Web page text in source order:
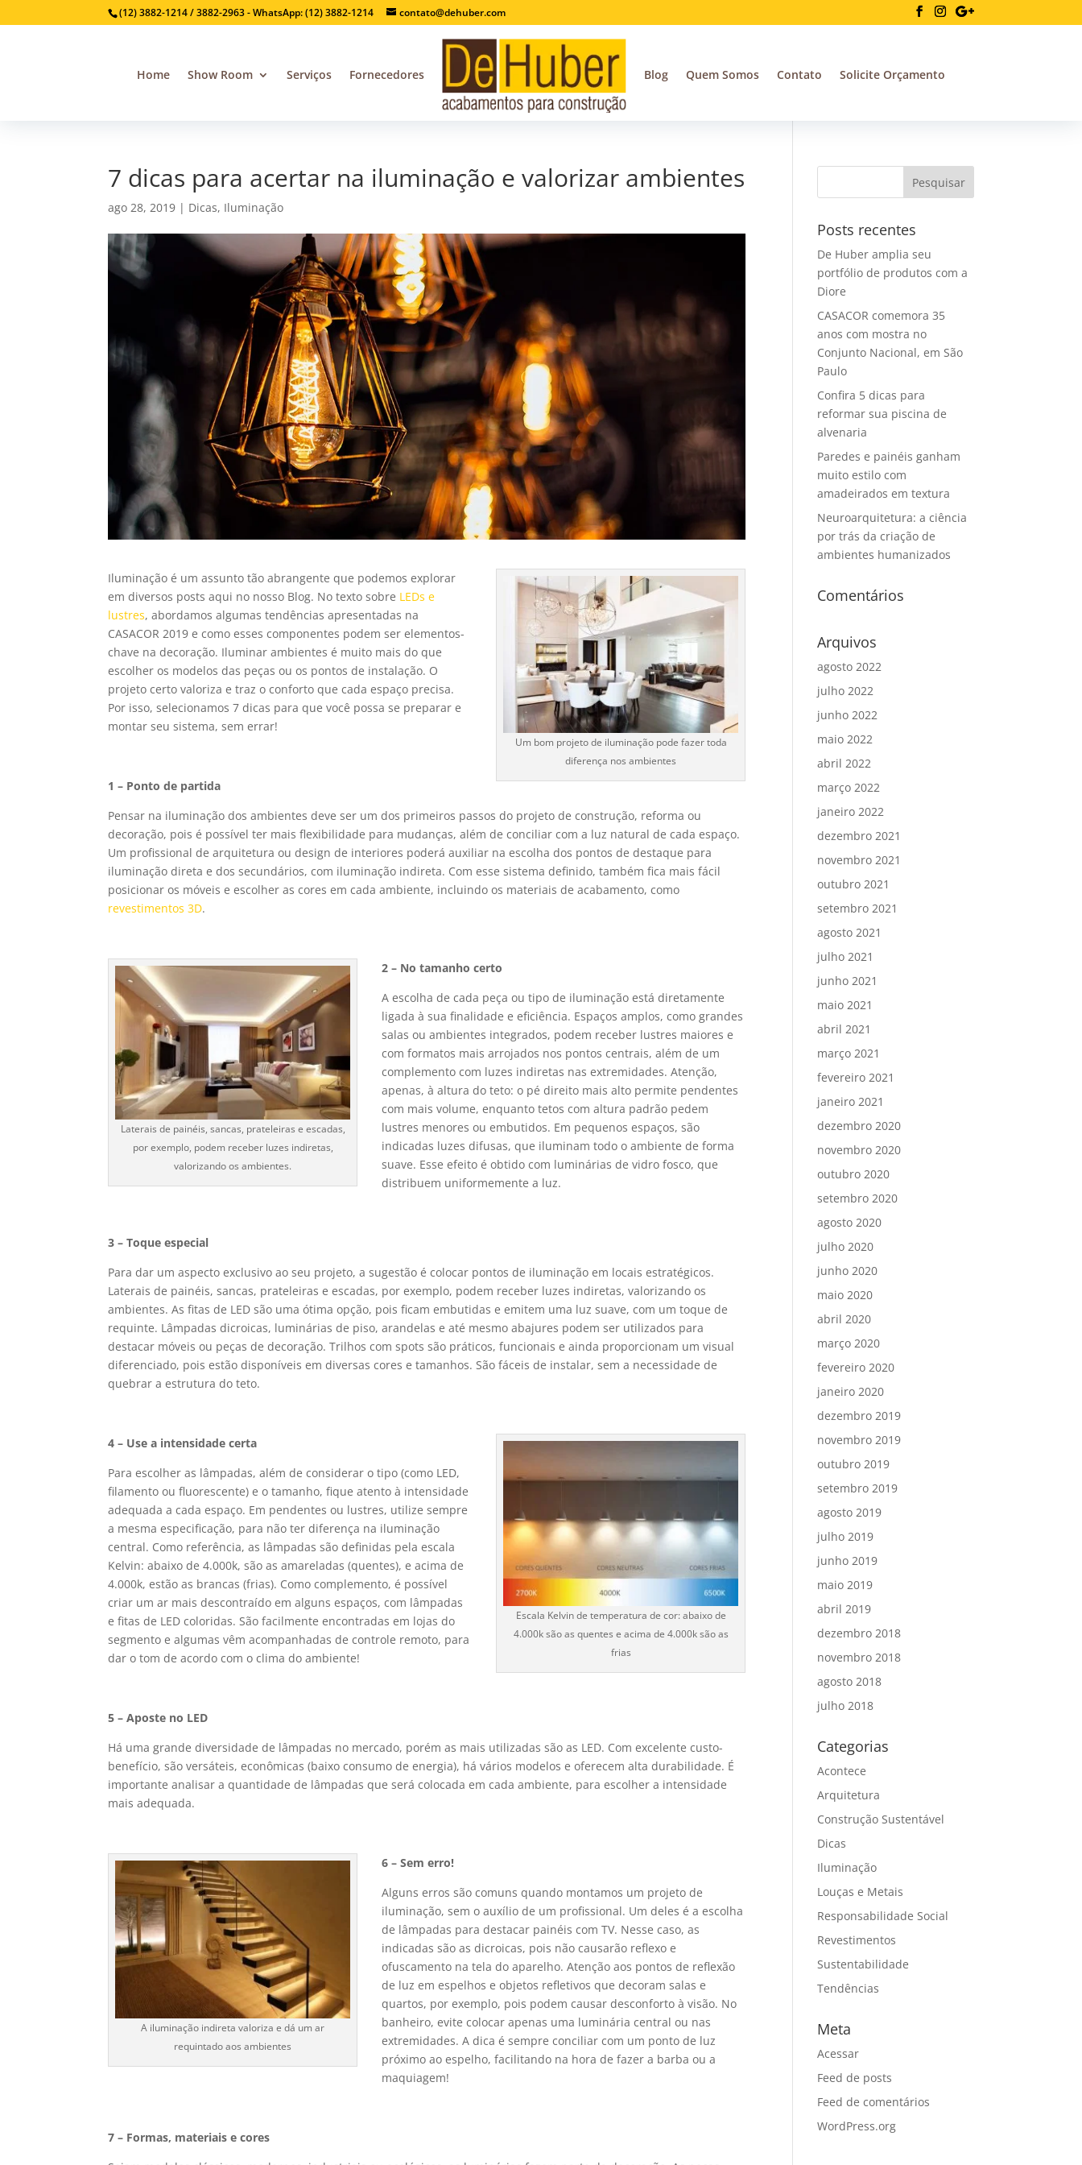
(12) 3882-1214 / 3882-2963 - WhatsApp: (12) 3882-1214 contato@dehuber.com
Home Show Room Serviços Fornecedores Blog Quem Somos Contato Solicite Orçamento
7 dicas para acertar na iluminação e valorizar ambientes
ago 28, 2019 | Dicas, Iluminação
Um bom projeto de iluminação pode fazer toda
diferença nos ambientes
Iluminação é um assunto tão abrangente que podemos explorar
em diversos posts aqui no nosso Blog. No texto sobre LEDs e
lustres, abordamos algumas tendências apresentadas na
CASACOR 2019 e como esses componentes podem ser elementos-
chave na decoração. Iluminar ambientes é muito mais do que
escolher os modelos das peças ou os pontos de instalação. O
projeto certo valoriza e traz o conforto que cada espaço precisa.
Por isso, selecionamos 7 dicas para que você possa se preparar e
montar seu sistema, sem errar!
1 – Ponto de partida
Pensar na iluminação dos ambientes deve ser um dos primeiros passos do projeto de construção, reforma ou
decoração, pois é possível ter mais flexibilidade para mudanças, além de conciliar com a luz natural de cada espaço.
Um profissional de arquitetura ou design de interiores poderá auxiliar na escolha dos pontos de destaque para
iluminação direta e dos secundários, com iluminação indireta. Com esse sistema definido, também fica mais fácil
posicionar os móveis e escolher as cores em cada ambiente, incluindo os materiais de acabamento, como
revestimentos 3D.
Laterais de painéis, sancas, prateleiras e escadas,
por exemplo, podem receber luzes indiretas,
valorizando os ambientes.
2 – No tamanho certo
A escolha de cada peça ou tipo de iluminação está diretamente
ligada à sua finalidade e eficiência. Espaços amplos, como grandes
salas ou ambientes integrados, podem receber lustres maiores e
com formatos mais arrojados nos pontos centrais, além de um
complemento com luzes indiretas nas extremidades. Atenção,
apenas, à altura do teto: o pé direito mais alto permite pendentes
com mais volume, enquanto tetos com altura padrão pedem
lustres menores ou embutidos. Em pequenos espaços, são
indicadas luzes difusas, que iluminam todo o ambiente de forma
suave. Esse efeito é obtido com luminárias de vidro fosco, que
distribuem uniformemente a luz.
3 – Toque especial
Para dar um aspecto exclusivo ao seu projeto, a sugestão é colocar pontos de iluminação em locais estratégicos.
Laterais de painéis, sancas, prateleiras e escadas, por exemplo, podem receber luzes indiretas, valorizando os
ambientes. As fitas de LED são uma ótima opção, pois ficam embutidas e emitem uma luz suave, com um toque de
requinte. Lâmpadas dicroicas, luminárias de piso, arandelas e até mesmo abajures podem ser utilizados para
destacar móveis ou peças de decoração. Trilhos com spots são práticos, funcionais e ainda proporcionam um visual
diferenciado, pois estão disponíveis em diversas cores e tamanhos. São fáceis de instalar, sem a necessidade de
quebrar a estrutura do teto.
Escala Kelvin de temperatura de cor: abaixo de
4.000k são as quentes e acima de 4.000k são as
frias
4 – Use a intensidade certa
Para escolher as lâmpadas, além de considerar o tipo (como LED,
filamento ou fluorescente) e o tamanho, fique atento à intensidade
adequada a cada espaço. Em pendentes ou lustres, utilize sempre
a mesma especificação, para não ter diferença na iluminação
central. Como referência, as lâmpadas são definidas pela escala
Kelvin: abaixo de 4.000k, são as amareladas (quentes), e acima de
4.000k, estão as brancas (frias). Como complemento, é possível
criar um ar mais descontraído em alguns espaços, com lâmpadas
e fitas de LED coloridas. São facilmente encontradas em lojas do
segmento e algumas vêm acompanhadas de controle remoto, para
dar o tom de acordo com o clima do ambiente!
5 – Aposte no LED
Há uma grande diversidade de lâmpadas no mercado, porém as mais utilizadas são as LED. Com excelente custo-
benefício, são versáteis, econômicas (baixo consumo de energia), há vários modelos e oferecem alta durabilidade. É
importante analisar a quantidade de lâmpadas que será colocada em cada ambiente, para escolher a intensidade
mais adequada.
A iluminação indireta valoriza e dá um ar
requintado aos ambientes
6 – Sem erro!
Alguns erros são comuns quando montamos um projeto de
iluminação, sem o auxílio de um profissional. Um deles é a escolha
de lâmpadas para destacar painéis com TV. Nesse caso, as
indicadas são as dicroicas, pois não causarão reflexo e
ofuscamento na tela do aparelho. Atenção aos pontos de reflexão
de luz em espelhos e objetos refletivos que decoram salas e
quartos, por exemplo, pois podem causar desconforto à visão. No
banheiro, evite colocar apenas uma luminária central ou nas
extremidades. A dica é sempre conciliar com um ponto de luz
próximo ao espelho, facilitando na hora de fazer a barba ou a
maquiagem!
7 – Formas, materiais e cores
Posts recentes
De Huber amplia seu
portfólio de produtos com a
Diore
CASACOR comemora 35
anos com mostra no
Conjunto Nacional, em São
Paulo
Confira 5 dicas para
reformar sua piscina de
alvenaria
Paredes e painéis ganham
muito estilo com
amadeirados em textura
Neuroarquitetura: a ciência
por trás da criação de
ambientes humanizados
Comentários
Arquivos
agosto 2022
julho 2022
junho 2022
maio 2022
abril 2022
março 2022
janeiro 2022
dezembro 2021
novembro 2021
outubro 2021
setembro 2021
agosto 2021
julho 2021
junho 2021
maio 2021
abril 2021
março 2021
fevereiro 2021
janeiro 2021
dezembro 2020
novembro 2020
outubro 2020
setembro 2020
agosto 2020
julho 2020
junho 2020
maio 2020
abril 2020
março 2020
fevereiro 2020
janeiro 2020
dezembro 2019
novembro 2019
outubro 2019
setembro 2019
agosto 2019
julho 2019
junho 2019
maio 2019
abril 2019
dezembro 2018
novembro 2018
agosto 2018
julho 2018
Categorias
Acontece
Arquitetura
Construção Sustentável
Dicas
Iluminação
Louças e Metais
Responsabilidade Social
Revestimentos
Sustentabilidade
Tendências
Meta
Acessar
Feed de posts
Feed de comentários
WordPress.org